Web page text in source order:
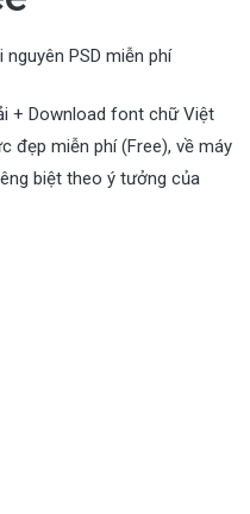
nguyên PSD miễn phí
+ Download font chữ Việt
đẹp miễn phí (Free), về máy
biệt theo ý tưởng của